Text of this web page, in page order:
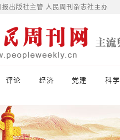
报出版社主管 人民周刊杂志社主办
评论 经济 党建 科学